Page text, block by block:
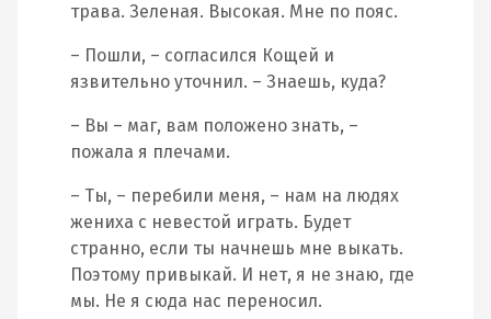
трава. Зеленая. Высокая. Мне по пояс.
– Пошли, – согласился Кощей и
язвительно уточнил. – Знаешь, куда?
– Вы – маг, вам положено знать, –
пожала я плечами.
– Ты, – перебили меня, – нам на людях
жениха с невестой играть. Будет
странно, если ты начнешь мне выкать.
Поэтому привыкай. И нет, я не знаю, где
мы. Не я сюда нас переносил.